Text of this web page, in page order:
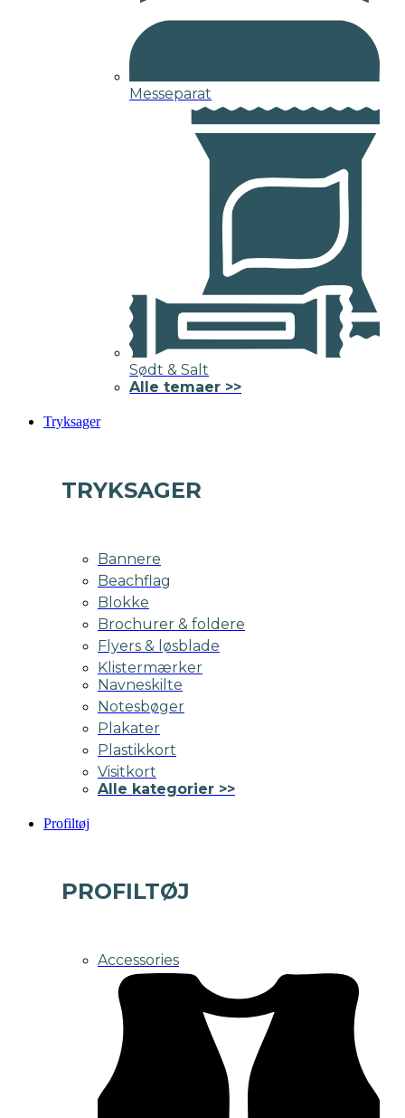
Messeparat
Sødt & Salt
Alle temaer >>
Tryksager
TRYKSAGER
Bannere
Beachflag
Blokke
Brochurer & foldere
Flyers & løsblade
Klistermærker
Navneskilte
Notesbøger
Plakater
Plastikkort
Visitkort
Alle kategorier >>
Profiltøj
PROFILTØJ
Accessories